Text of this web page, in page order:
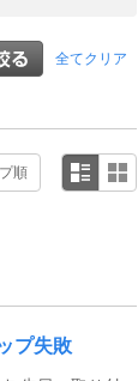
全てクリア
順
プ失敗